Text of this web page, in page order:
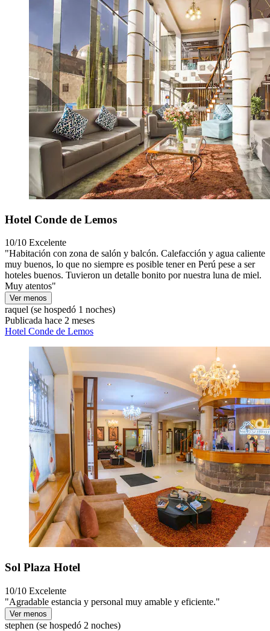
Hotel Conde de Lemos
10/10 Excelente
"Habitación con zona de salón y balcón. Calefacción y agua caliente
muy buenos, lo que no siempre es posible tener en Perú pese a ser
hoteles buenos. Tuvieron un detalle bonito por nuestra luna de miel.
Muy atentos"
Ver menos
raquel (se hospedó 1 noches)
Publicada hace 2 meses
Hotel Conde de Lemos
Sol Plaza Hotel
10/10 Excelente
"Agradable estancia y personal muy amable y eficiente."
Ver menos
stephen (se hospedó 2 noches)